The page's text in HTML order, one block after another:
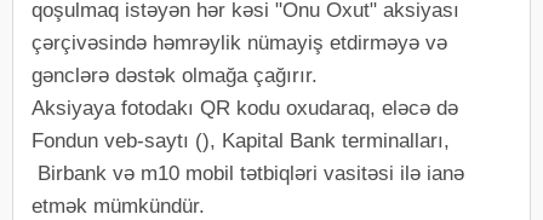
qoşulmaq istəyən hər kəsi "Onu Oxut" aksiyası
çərçivəsində həmrəylik nümayiş etdirməyə və
gənclərə dəstək olmağa çağırır.
Aksiyaya fotodakı QR kodu oxudaraq, eləcə də
Fondun veb-saytı (), Kapital Bank terminalları,
Birbank və m10 mobil tətbiqləri vasitəsi ilə ianə
etmək mümkündür.